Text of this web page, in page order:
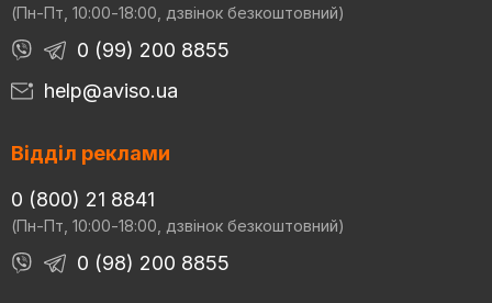
(Пн-Пт, 10:00-18:00, дзвінок безкоштовний)
0 (99) 200 8855
help@aviso.ua
Відділ реклами
0 (800) 21 8841
(Пн-Пт, 10:00-18:00, дзвінок безкоштовний)
0 (98) 200 8855